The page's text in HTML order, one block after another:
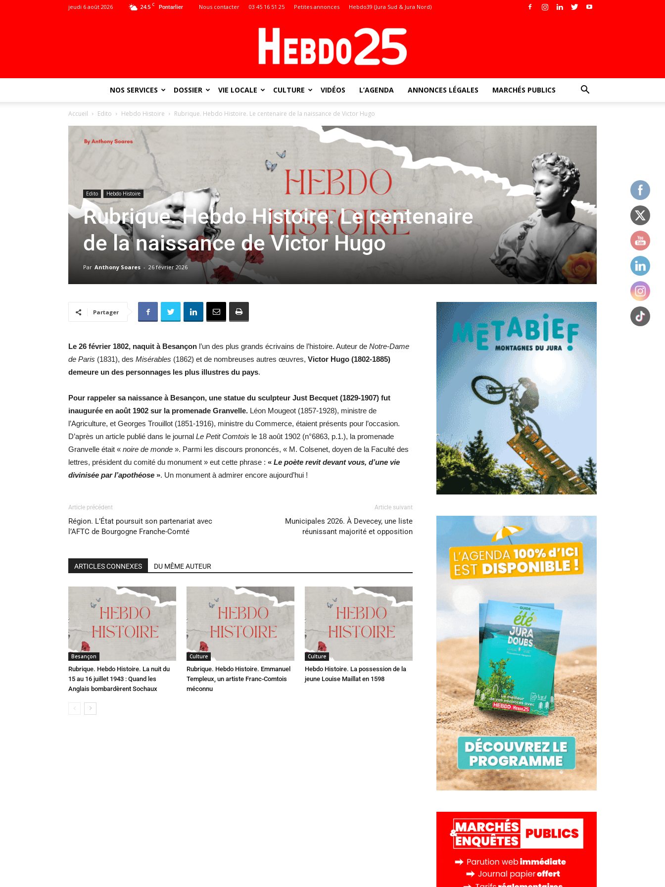
24.5 C Pontarlier
jeudi 6 août 2026 Nous contacter 03 45 16 51 25 Petites annonces Hebdo39 (Jura Sud & Jura Nord)
toute
locale
NOS SERVICES DOSSIER VIE LOCALE CULTURE VIDÉOS L’AGENDA ANNONCES LÉGALES MARCHÉS PUBLICS
Accueil Edito Hebdo Histoire Rubrique. Hebdo Histoire. Le centenaire de la naissance de Victor Hugo
Edito Hebdo Histoire
Rubrique. Hebdo Histoire. Le centenaire
de la naissance de Victor Hugo
Par Anthony Soares - 26 février 2026
Partager
Le 26 février 1802, naquit à Besançon l’un des plus grands écrivains de l’histoire. Auteur de Notre-Dame
de Paris (1831), des Misérables (1862) et de nombreuses autres œuvres, Victor Hugo (1802-1885)
demeure un des personnages les plus illustres du pays.
Pour rappeler sa naissance à Besançon, une statue du sculpteur Just Becquet (1829-1907) fut
inaugurée en août 1902 sur la promenade Granvelle. Léon Mougeot (1857-1928), ministre de
l’Agriculture, et Georges Trouillot (1851-1916), ministre du Commerce, étaient présents pour l’occasion.
D’après un article publié dans le journal Le Petit Comtois le 18 août 1902 (n°6863, p.1.), la promenade
Granvelle était « noire de monde ». Parmi les discours prononcés, « M. Colsenet, doyen de la Faculté des
lettres, président du comité du monument » eut cette phrase : « Le poète revit devant vous, d’une vie
divinisée par l’apothéose ». Un monument à admirer encore aujourd’hui !
Article précédent
Région. L’État poursuit son partenariat avec
l’AFTC de Bourgogne Franche-Comté
Article suivant
Municipales 2026. À Devecey, une liste
réunissant majorité et opposition
ARTICLES CONNEXES DU MÊME AUTEUR
Besançon
Rubrique. Hebdo Histoire. La nuit du
15 au 16 juillet 1943 : Quand les
Anglais bombardèrent Sochaux
Culture
Rubrique. Hebdo Histoire. Emmanuel
Templeux, un artiste Franc-Comtois
méconnu
Culture
Hebdo Histoire. La possession de la
jeune Louise Maillat en 1598